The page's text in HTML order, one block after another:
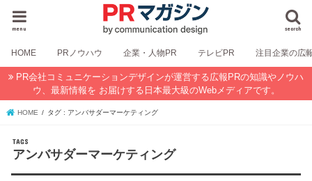
search
menu
HOME PRノウハウ 企業・人物PR テレビPR 注目企業の広
PR会社コミュニケーションデザインが運営する広報PRの知識やノウハ
ウ、最新情報を お届けする日本最大級のWebメディアです。
HOME タグ : アンバサダーマーケティング
アンバサダーマーケティング